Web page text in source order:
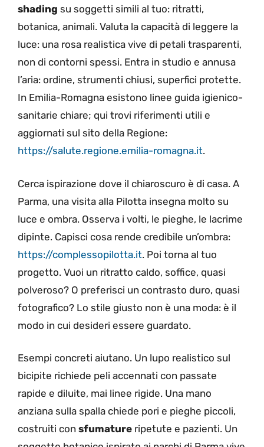
shading su soggetti simili al tuo: ritratti,
botanica, animali. Valuta la capacità di leggere la
luce: una rosa realistica vive di petali trasparenti,
non di contorni spessi. Entra in studio e annusa
l’aria: ordine, strumenti chiusi, superfici protette.
In Emilia-Romagna esistono linee guida igienico-
sanitarie chiare; qui trovi riferimenti utili e
aggiornati sul sito della Regione:
https://salute.regione.emilia-romagna.it.
Cerca ispirazione dove il chiaroscuro è di casa. A
Parma, una visita alla Pilotta insegna molto su
luce e ombra. Osserva i volti, le pieghe, le lacrime
dipinte. Capisci cosa rende credibile un’ombra:
https://complessopilotta.it. Poi torna al tuo
progetto. Vuoi un ritratto caldo, soffice, quasi
polveroso? O preferisci un contrasto duro, quasi
fotografico? Lo stile giusto non è una moda: è il
modo in cui desideri essere guardato.
Esempi concreti aiutano. Un lupo realistico sul
bicipite richiede peli accennati con passate
rapide e diluite, mai linee rigide. Una mano
anziana sulla spalla chiede pori e pieghe piccoli,
costruiti con sfumature ripetute e pazienti. Un